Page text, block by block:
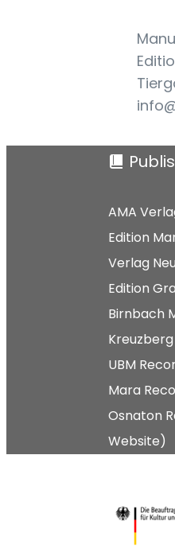
AMA
Edition
Verlag
Edition
Birnbach
UBM
Mara
Osnaton
Website)